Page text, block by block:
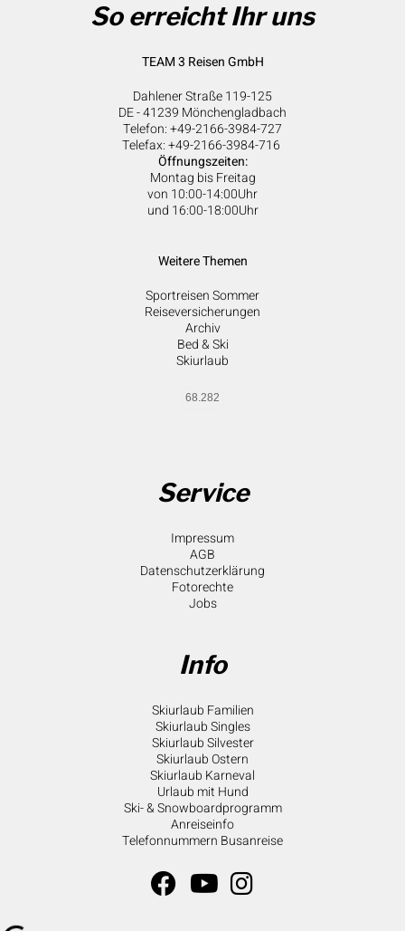
So erreicht Ihr uns
TEAM 3 Reisen GmbH
Dahlener Straße 119-125
DE - 41239 Mönchengladbach
Telefon: +49-2166-3984-727
Telefax: +49-2166-3984-716
Öffnungszeiten:
Montag bis Freitag
von 10:00-14:00Uhr
und 16:00-18:00Uhr
Weitere Themen
Sportreisen Sommer
Reiseversicherungen
Archiv
Bed & Ski
Skiurlaub
68.282
Service
Impressum
AGB
Datenschutzerklärung
Fotorechte
Jobs
Info
Skiurlaub Familien
Skiurlaub Singles
Skiurlaub Silvester
Skiurlaub Ostern
Skiurlaub Karneval
Urlaub mit Hund
Ski- & Snowboardprogramm
Anreiseinfo
Telefonnummern Busanreise